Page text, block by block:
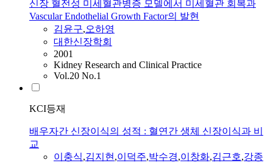
신장 혈전성 미세혈관병증 모델에서 미세혈관 회복과
Vascular Endothelial Growth Factor의 발현
김윤구,오하영
대한신장학회
2001
Kidney Research and Clinical Practice
Vol.20 No.1
KCI등재
배우자간 신장이식의 성적 : 혈연간 생체 신장이식과 비
교
이충식,김지현,이덕주,박수경,이창화,김근호,강종